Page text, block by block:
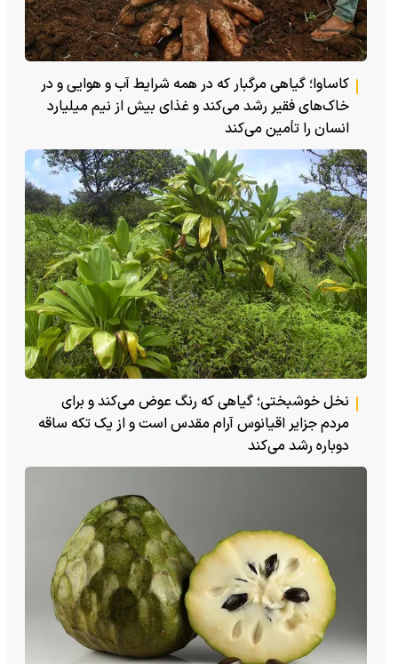
کاساوا؛ گیاهی مرگبار که در همه شرایط آب و هوایی و در
خاک‌های فقیر رشد می‌کند و غذای بیش از نیم میلیارد
انسان را تأمین می‌کند
نخل خوشبختی؛ گیاهی که رنگ عوض می‌کند و برای
مردم جزایر اقیانوس آرام مقدس است و از یک تکه ساقه
دوباره رشد می‌کند